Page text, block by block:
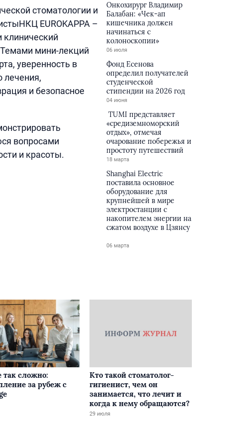
стоматологии и
EUROKAPPA –
клинический
Темами мини-лекций
уверенность в
лечения,
и безопасное
вопросами
и красоты.
Онкохирург Владимир
Балабан: «Чек-ап
кишечника должен
начинаться с
колоноскопии»
06 июля
Фонд Есенова
определил получателей
студенческой
стипендии на 2026 год
04 июня
TUMI представляет
«средиземноморский
отдых», отмечая
очарование побережья и
простоту путешествий
18 марта
Shanghai Electric
поставила основное
оборудование для
крупнейшей в мире
электростанции с
накопителем энергии на
сжатом воздухе в Цзянсу
06 марта
так сложно:
за рубеж с
Кто такой стоматолог-
гигиенист, чем он
занимается, что лечит и
когда к нему обращаются?
29 июля